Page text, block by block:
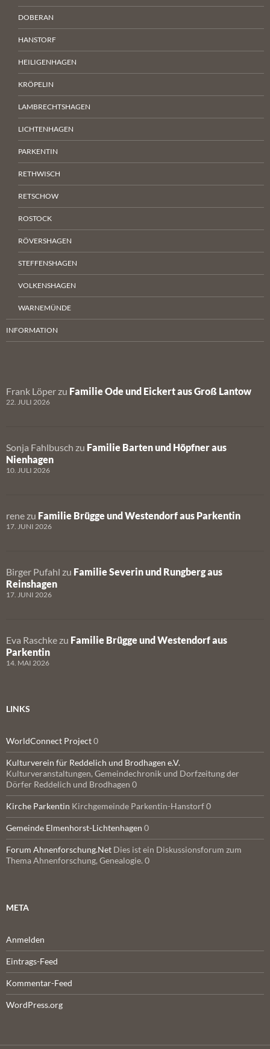
DOBERAN
HANSTORF
HEILIGENHAGEN
KRÖPELIN
LAMBRECHTSHAGEN
LICHTENHAGEN
PARKENTIN
RETHWISCH
RETSCHOW
ROSTOCK
RÖVERSHAGEN
STEFFENSHAGEN
VOLKENSHAGEN
WARNEMÜNDE
INFORMATION
Frank Löper zu Familie Ode und Eickert aus Groß Lantow
22. JULI 2026
Sonja Fahlbusch zu Familie Barten und Höpfner aus
Nienhagen
10. JULI 2026
rene zu Familie Brügge und Westendorf aus Parkentin
17. JUNI 2026
Birger Pufahl zu Familie Severin und Rungberg aus
Reinshagen
17. JUNI 2026
Eva Raschke zu Familie Brügge und Westendorf aus
Parkentin
14. MAI 2026
LINKS
WorldConnect Project0
Kulturverein für Reddelich und Brodhagen e.V.
Kulturveranstaltungen, Gemeindechronik und Dorfzeitung der
Dörfer Reddelich und Brodhagen 0
Kirche Parkentin Kirchgemeinde Parkentin-Hanstorf 0
Gemeinde Elmenhorst-Lichtenhagen 0
Forum Ahnenforschung.Net Dies ist ein Diskussionsforum zum
Thema Ahnenforschung, Genealogie. 0
META
Anmelden
Eintrags-Feed
Kommentar-Feed
WordPress.org